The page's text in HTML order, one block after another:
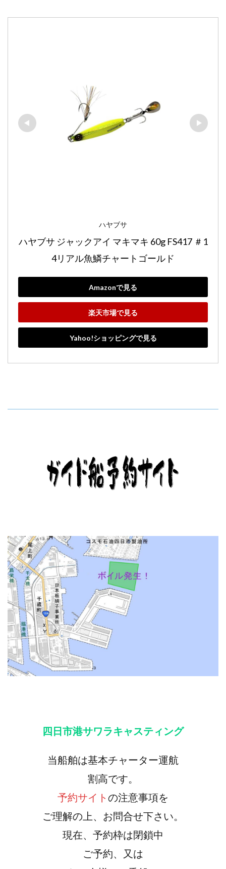
ハヤブサ
ハヤブサ ジャックアイ マキマキ 60g FS417 ＃1
4リアル魚鱗チャートゴールド
Amazonで見る
楽天市場で見る
Yahoo!ショッピングで見る
四日市港サワラキャスティング
当船舶は基本チャーター運航
割高です。
予約サイト の注意事項を
ご理解の上、お問合せ下さい。
現在、予約枠は閉鎖中
ご予約、又は